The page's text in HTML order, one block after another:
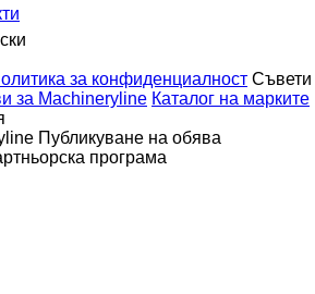
за конфиденциалност Съвети
за Machineryline Каталог на марките
Публикуване на обява
програма